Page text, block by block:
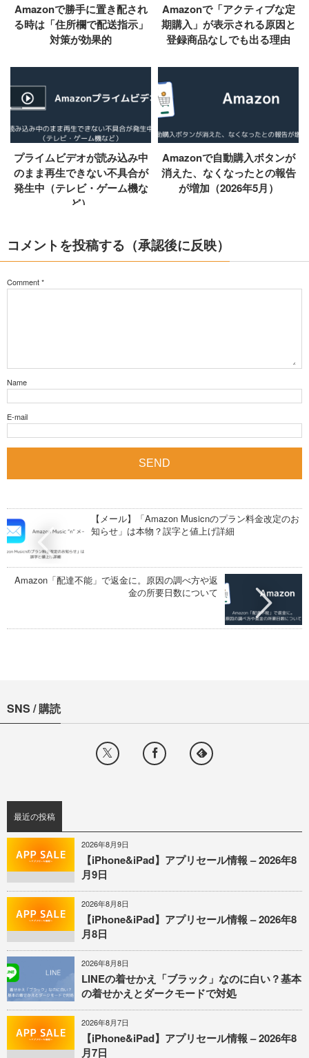
Amazonで勝手に置き配され
る時は「住所欄で配送指示」
対策が効果的
Amazonで「アクティブな定
期購入」が表示される原因と
登録商品なしでも出る理由
プライムビデオが読み込み中
のまま再生できない不具合が
発生中（テレビ・ゲーム機な
ど）
Amazonで自動購入ボタンが
消えた、なくなったとの報告
が増加（2026年5月）
コメントを投稿する（承認後に反映）
Comment*
Name
E-mail
【メール】「Amazon Musicnのプラン料金改定のお
知らせ」は本物？誤字と値上げ詳細
Amazon「配達不能」で返金に。原因の調べ方や返
金の所要日数について
SNS / 購読
最近の投稿
2026年8月9日
【iPhone&iPad】アプリセール情報 – 2026年8
月9日
2026年8月8日
【iPhone&iPad】アプリセール情報 – 2026年8
月8日
2026年8月8日
LINEの着せかえ「ブラック」なのに白い？基本
の着せかえとダークモードで対処
2026年8月7日
【iPhone&iPad】アプリセール情報 – 2026年8
月7日